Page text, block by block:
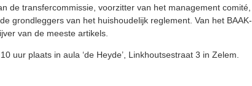
de transfercommissie, voorzitter van het management comité,
grondleggers van het huishoudelijk reglement. Van het BAAK-
van de meeste artikels.
uur plaats in aula ‘de Heyde’, Linkhoutsestraat 3 in Zelem.